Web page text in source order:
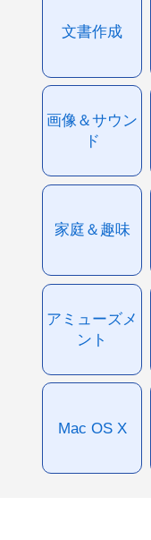
文書作成
画像＆サウン
ド
家庭＆趣味
アミューズメ
ント
Mac OS X